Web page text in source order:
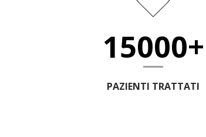
15000+
PAZIENTI TRATTATI